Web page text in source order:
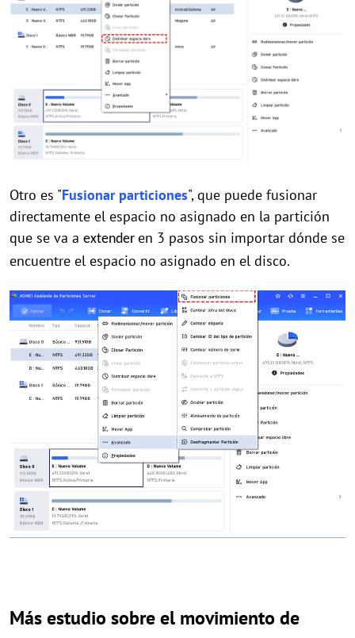
Otro es "Fusionar particiones", que puede fusionar
directamente el espacio no asignado en la partición
que se va a extender en 3 pasos sin importar dónde se
encuentre el espacio no asignado en el disco.
Más estudio sobre el movimiento de